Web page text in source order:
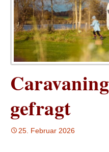
gefragt
25. Februar 2026